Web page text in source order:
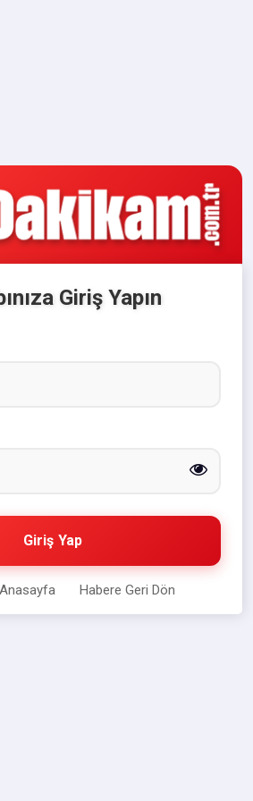
Giriş Yapın
Giriş Yap
Anasayfa Habere Geri Dön